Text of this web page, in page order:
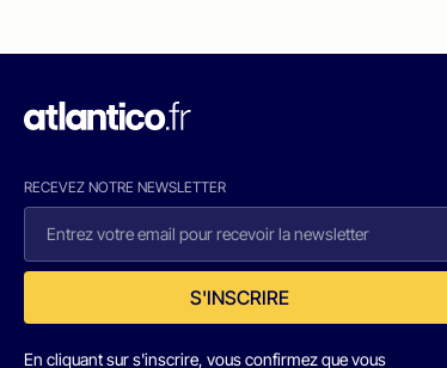
RECEVEZ NOTRE NEWSLETTER
S'INSCRIRE
En cliquant sur s'inscrire, vous confirmez que vous